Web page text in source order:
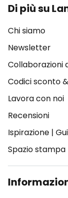
Di più su
Chi siamo
Newsletter
Collaborazioni
Codici sconto
Lavora con noi
Recensioni
Ispirazione |
Spazio stampa